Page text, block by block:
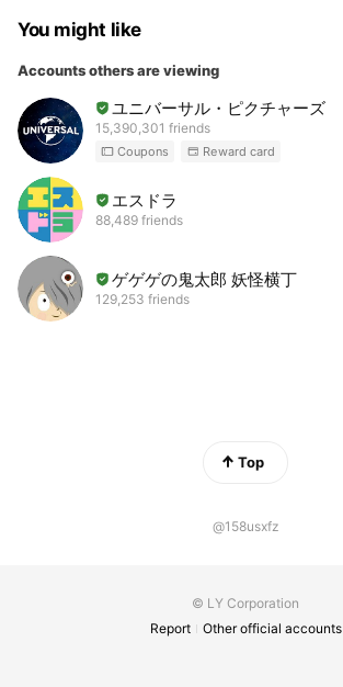
You might like
Accounts others are viewing
ユニバーサル・ピクチャーズ
15,390,301 friends
Coupons Reward card
エスドラ
88,489 friends
ゲゲゲの鬼太郎 妖怪横丁
129,253 friends
Top
@158usxfz
© LY Corporation
Report
Other official accounts